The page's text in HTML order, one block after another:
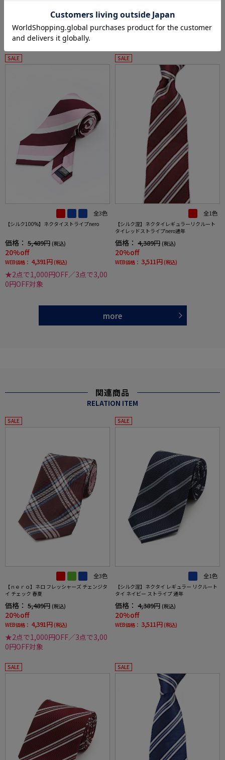
3,511円 (税込) WEB価格： 5,271円 (税込)
★2点で1,000円OFF／3点で3,00
SALE
全3色
【シルク100%】ネクタイストライプnero
価格： 5,489円 (税込)
20%off
WEB価格： 4,391円 (税込)
★2点で1,000円OFF／3点で3,00
0円OFF対象
SALE
全1色
【シルク混】ネクタイレギュラーリクルート
タイレッドストライプnero通年
価格： 4,389円 (税込)
20%off
WEB価格： 3,511円 (税込)
more
関連商品
RELATION ITEM
SALE
全3色
【ｎｅｒｏ】ネロ フレッシャーズ チェンジタ
イ チェック 春夏
価格： 5,489円 (税込)
20%off
WEB価格： 4,391円 (税込)
★2点で1,000円OFF／3点で3,00
0円OFF対象
SALE
全1色
【シルク混】ネクタイ レギュラー リクルート
タイ ネイビー ストライプ 通年
価格： 4,389円 (税込)
20%off
WEB価格： 3,511円 (税込)
SALE SALE